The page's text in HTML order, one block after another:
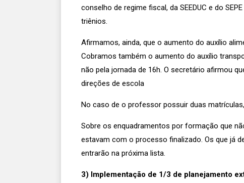
conselho de regime fiscal, da SEEDUC e do
triênios.
Afirmamos, ainda, que o aumento do auxílio
Cobramos também o aumento do auxílio
não pela jornada de 16h. O secretário afirmou
direções de escola
No caso de o professor possuir duas
Sobre os enquadramentos por formação que
estavam com o processo finalizado. Os que já
entrarão na próxima lista.
3) Implementação de 1/3 de planejamento